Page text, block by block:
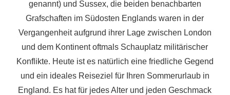
haben
Sie
die
die
genannt) und Sussex, die beiden benachbarten
Grafschaften im Südosten Englands waren in der
Vergangenheit aufgrund ihrer Lage zwischen London
und dem Kontinent oftmals Schauplatz militärischer
Konflikte. Heute ist es natürlich eine friedliche Gegend
und ein ideales Reiseziel für Ihren Sommerurlaub in
England. Es hat für jedes Alter und jeden Geschmack